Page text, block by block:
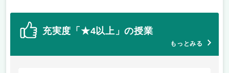
充実度「★4以上」の授業
もっとみる